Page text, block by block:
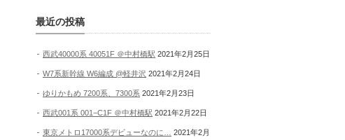
最近の投稿
西武40000系 40051F ＠中村橋駅 2021年2月25日
W7系新幹線 W6編成 @軽井沢 2021年2月24日
ゆりかもめ 7200系、7300系 2021年2月23日
西武001系 001−C1F ＠中村橋駅 2021年2月22日
東京メトロ17000系デビューなのに…
2021年2月